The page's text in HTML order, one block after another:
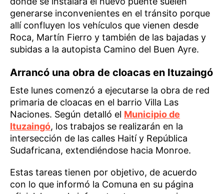
generarse inconvenientes en el tránsito porque
allí confluyen los vehículos que vienen desde
Roca, Martín Fierro y también de las bajadas y
subidas a la autopista Camino del Buen Ayre.
Arrancó una obra de cloacas en Ituzaingó
Este lunes comenzó a ejecutarse la obra de red
primaria de cloacas en el barrio Villa Las
Naciones. Según detalló el Municipio de
Ituzaingó, los trabajos se realizarán en la
intersección de las calles Haití y República
Sudafricana, extendiéndose hacia Monroe.
Estas tareas tienen por objetivo, de acuerdo
con lo que informó la Comuna en su página